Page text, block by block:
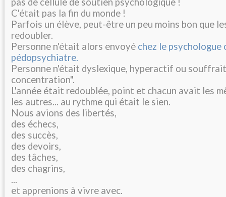
C'était pas la fin du monde !
Parfois un élève, peut-être un peu moins bon que
redoubler.
Personne n'était alors envoyé chez le psychologue
pédopsychiatre.
Personne n'était dyslexique, hyperactif ou
concentration".
L'année était redoublée, point et chacun avait les
les autres... au rythme qui était le sien.
Nous avions des libertés,
des échecs,
des succès,
des devoirs,
des tâches,
des chagrins,
...
et apprenions à vivre avec.